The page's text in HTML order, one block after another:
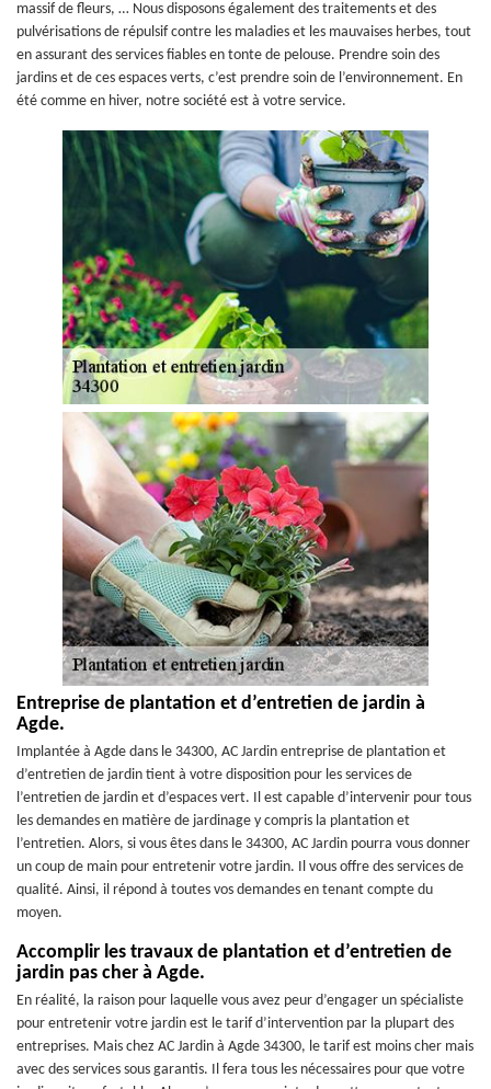
massif de fleurs, … Nous disposons également des traitements et des
pulvérisations de répulsif contre les maladies et les mauvaises herbes, tout
en assurant des services fiables en tonte de pelouse. Prendre soin des
jardins et de ces espaces verts, c’est prendre soin de l’environnement. En
été comme en hiver, notre société est à votre service.
Entreprise de plantation et d’entretien de jardin à
Agde.
Implantée à Agde dans le 34300, AC Jardin entreprise de plantation et
d’entretien de jardin tient à votre disposition pour les services de
l’entretien de jardin et d’espaces vert. Il est capable d’intervenir pour tous
les demandes en matière de jardinage y compris la plantation et
l’entretien. Alors, si vous êtes dans le 34300, AC Jardin pourra vous donner
un coup de main pour entretenir votre jardin. Il vous offre des services de
qualité. Ainsi, il répond à toutes vos demandes en tenant compte du
moyen.
Accomplir les travaux de plantation et d’entretien de
jardin pas cher à Agde.
En réalité, la raison pour laquelle vous avez peur d’engager un spécialiste
pour entretenir votre jardin est le tarif d’intervention par la plupart des
entreprises. Mais chez AC Jardin à Agde 34300, le tarif est moins cher mais
avec des services sous garantis. Il fera tous les nécessaires pour que votre